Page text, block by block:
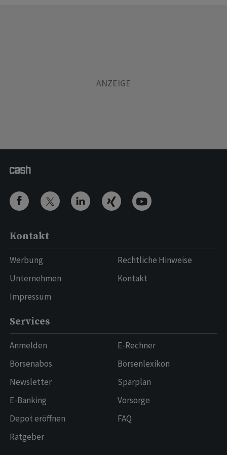
Kontakt
Werbung
Unternehmen
Impressum
Rechtliche Hinweise
Kontakt
Services
Anmelden
Börsenabos
Newsletter
E-Banking
Depot eröffnen
Ratgeber
E-Rechner
Börsenlexikon
Sparplan
Vorsorge
FAQ